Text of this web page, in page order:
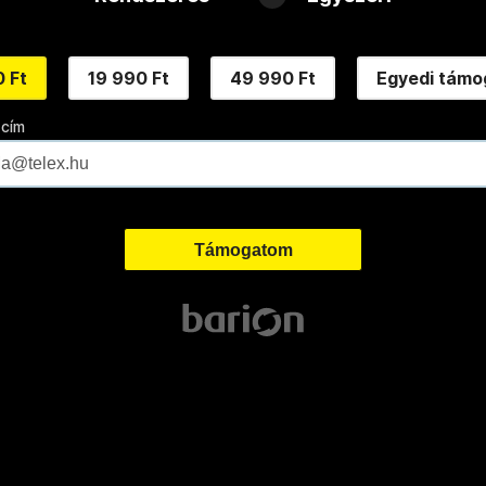
Ft 19 990 Ft 49 990 Ft Egyedi